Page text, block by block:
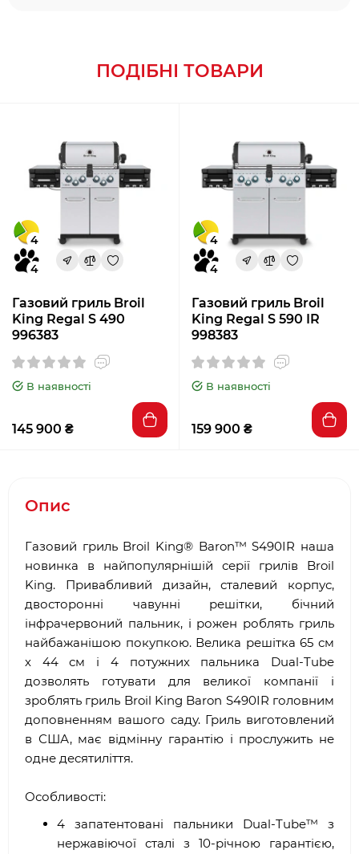
ПОДІБНІ ТОВАРИ
4
4
Газовий гриль Broil
King Regal S 490
996383
В наявності
145 900 ₴
4
4
Газовий гриль Broil
King Regal S 590 IR
998383
В наявності
159 900 ₴
Опис
Газовий гриль Broil King® Baron™ S490IR наша
новинка в найпопулярнішій серії грилів Broil
King. Привабливий дизайн, сталевий корпус,
двосторонні чавунні решітки, бічний
інфрачервоний пальник, і рожен роблять гриль
найбажанішою покупкою. Велика решітка 65 см
х 44 см і 4 потужних пальника Dual-Tube
дозволять готувати для великої компанії і
зроблять гриль Broil King Baron S490IR головним
доповненням вашого саду. Гриль виготовлений
в США, має відмінну гарантію і прослужить не
одне десятиліття.
Особливості:
4 запатентовані пальники Dual-Tube™ з
нержавіючої сталі з 10-річною гарантією,